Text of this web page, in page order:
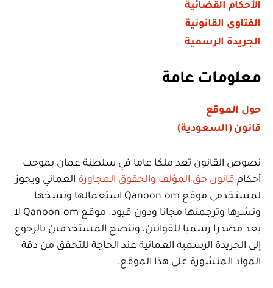
الأحكام القضائية
الفتاوى القانونية
الجريدة الرسمية
معلومات عامة
حول الموقع
قانون (السعودية)
نصوص القانون تعد ملكا عاما في سلطنة عمان بموجب
أحكام قانون حق المؤلف والحقوق المجاورة العماني ويجوز
لمستخدمي موقع Qanoon.om استعمالها ونسخها
ونشرها وترجمتها مجانا ودون قيود. موقع Qanoon.om لا
يعد مصدرا رسميا للقوانين، وننصح المستخدمين بالرجوع
إلى الجريدة الرسمية العمانية عند الحاجة للتحقق من دقة
المواد المنشورة على هذا الموقع.